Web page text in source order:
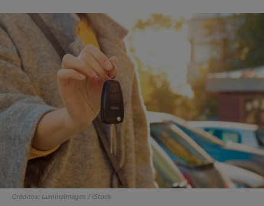
Créditos: LumineImages / iStock